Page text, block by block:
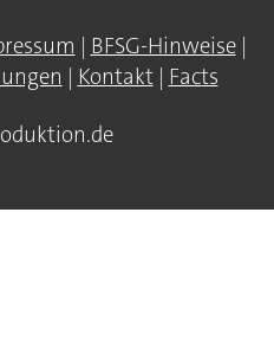
| BFSG-Hinweise|
| Kontakt| Facts